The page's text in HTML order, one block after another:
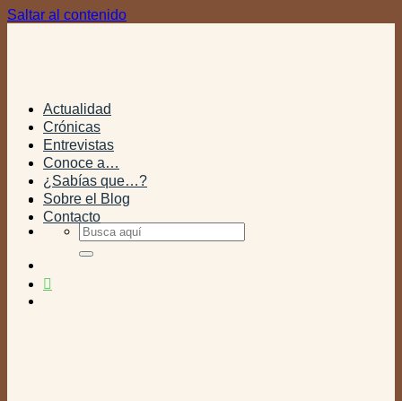
Saltar al contenido
Actualidad
Crónicas
Entrevistas
Conoce a…
¿Sabías que…?
Sobre el Blog
Contacto